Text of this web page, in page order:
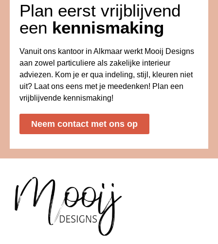
Plan eerst vrijblijvend
een kennismaking
Vanuit ons kantoor in Alkmaar werkt Mooij Designs
aan zowel particuliere als zakelijke interieur
adviezen. Kom je er qua indeling, stijl, kleuren niet
uit? Laat ons eens met je meedenken! Plan een
vrijblijvende kennismaking!
Neem contact met ons op